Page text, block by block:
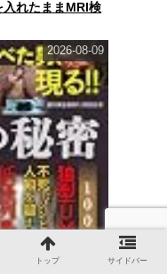
入れたままMRI検
2026-08-09
トップ サイドバー